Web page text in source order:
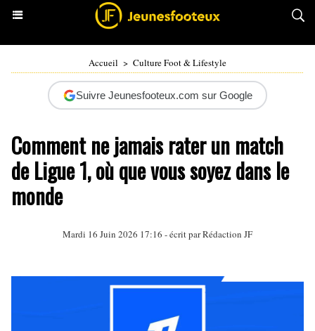
Accueil > Culture Foot & Lifestyle
Suivre Jeunesfooteux.com sur Google
Comment ne jamais rater un match
de Ligue 1, où que vous soyez dans le
monde
Mardi 16 Juin 2026 17:16 - écrit par Rédaction JF